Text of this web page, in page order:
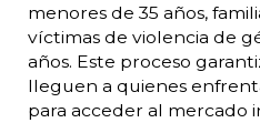
menores de 35 años,
víctimas de violencia de
años. Este proceso
lleguen a quienes
para acceder al mercado